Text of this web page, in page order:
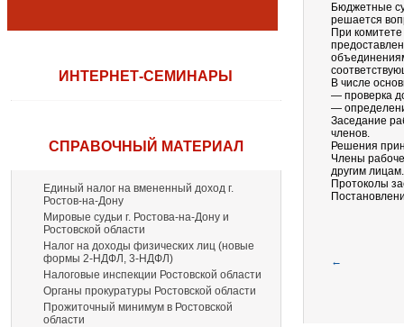
ИНТЕРНЕТ-СЕМИНАРЫ
СПРАВОЧНЫЙ МАТЕРИАЛ
Единый налог на вмененный доход г.
Ростов-на-Дону
Мировые судьи г. Ростова-на-Дону и
Ростовской области
Налог на доходы физических лиц (новые
формы 2-НДФЛ, 3-НДФЛ)
Налоговые инспекции Ростовской области
Органы прокуратуры Ростовской области
Прожиточный минимум в Ростовской
области
Бюджетные
решается
При
В числе
— проверка
—
Заседание
членов.
Решения
Члены
другим лицам.
Протоколы
←